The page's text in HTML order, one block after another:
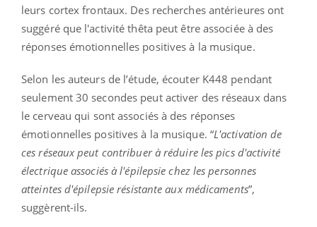
leurs cortex frontaux. Des recherches antérieures ont
suggéré que l'activité thêta peut être associée à des
réponses émotionnelles positives à la musique.
Selon les auteurs de l’étude, écouter K448 pendant
seulement 30 secondes peut activer des réseaux dans
le cerveau qui sont associés à des réponses
émotionnelles positives à la musique. “L'activation de
ces réseaux peut contribuer à réduire les pics d'activité
électrique associés à l'épilepsie chez les personnes
atteintes d'épilepsie résistante aux médicaments”,
suggèrent-ils.